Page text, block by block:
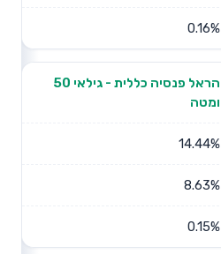
0.16%
הראל פנסיה כללית - גילאי 50
ומטה
14.44%
8.63%
0.15%